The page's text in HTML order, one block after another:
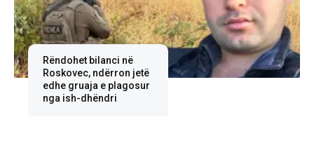
Rëndohet bilanci në
Roskovec, ndërron jetë
edhe gruaja e plagosur
nga ish-dhëndri